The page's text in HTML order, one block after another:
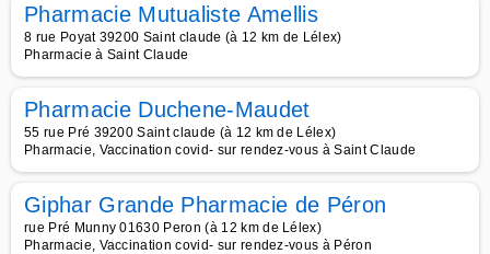
Pharmacie Mutualiste Amellis
8 rue Poyat 39200 Saint claude (à 12 km de Lélex)
Pharmacie à Saint Claude
Pharmacie Duchene-Maudet
55 rue Pré 39200 Saint claude (à 12 km de Lélex)
Pharmacie, Vaccination covid- sur rendez-vous à Saint Claude
Giphar Grande Pharmacie de Péron
rue Pré Munny 01630 Peron (à 12 km de Lélex)
Pharmacie, Vaccination covid- sur rendez-vous à Péron